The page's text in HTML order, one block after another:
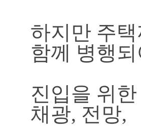
하지만 주
함께 병행
진입을 위
채광, 전망,